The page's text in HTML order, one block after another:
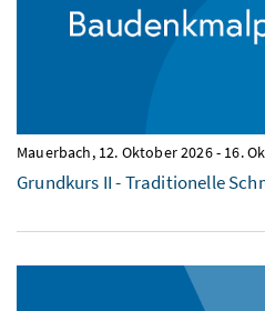
Mauerbach, 12. Oktober 2026- 16.
Grundkurs II - Traditionelle